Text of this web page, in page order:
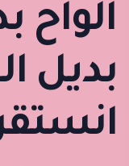
بديل